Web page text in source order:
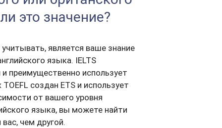
это значение?
является ваше знание
языка. IELTS
преимущественно использует
создан ETS и использует
от вашего уровня
языка, вы можете найти
чем другой.